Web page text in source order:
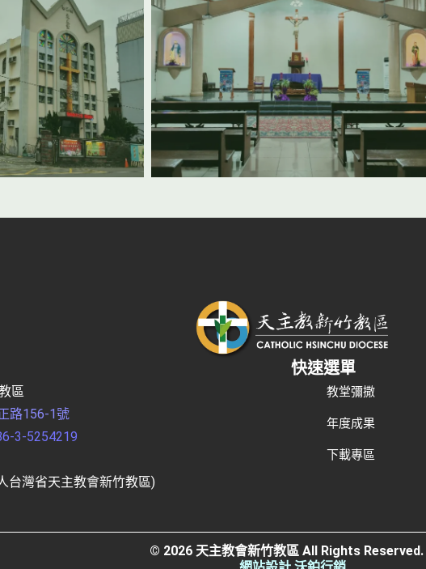
區
路156-1號
3-5254219
台灣省天主教會新竹教區)
快速選單
教堂彌撒
年度成果
下載專區
© 2026 天主教會新竹教區 All Rights Reserved.